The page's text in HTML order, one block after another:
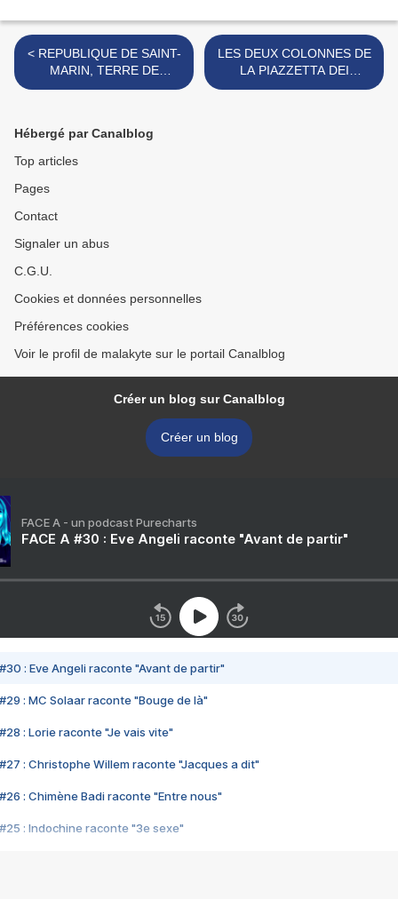
< REPUBLIQUE DE SAINT-
MARIN, TERRE DE
LIBERTE
LES DEUX COLONNES DE
LA PIAZZETTA DEI
LEONCINI - VENISE -
Hébergé par Canalblog
Top articles
Pages
Contact
Signaler un abus
C.G.U.
Cookies et données personnelles
Préférences cookies
Voir le profil de malakyte sur le portail Canalblog
Créer un blog sur Canalblog
Créer un blog
FACE A - un podcast Purecharts
FACE A #30 : Eve Angeli raconte "Avant de partir"
#30 : Eve Angeli raconte "Avant de partir"
#29 : MC Solaar raconte "Bouge de là"
#28 : Lorie raconte "Je vais vite"
#27 : Christophe Willem raconte "Jacques a dit"
#26 : Chimène Badi raconte "Entre nous"
#25 : Indochine raconte "3e sexe"